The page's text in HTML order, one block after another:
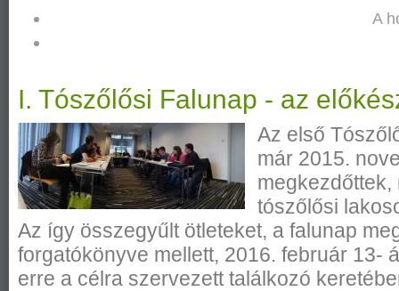
A
I. Tószőlősi Falunap - az
Az első
már 2015.
tószőlősi
Az így összegyűlt ötleteket, a falunap
forgatókönyve mellett, 2016. február 13-
erre a célra szervezett találkozó